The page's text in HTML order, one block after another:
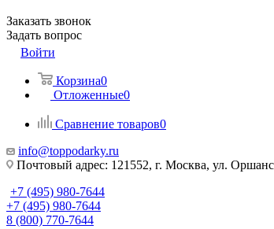
Заказать звонок
Задать вопрос
Войти
Корзина0
Отложенные0
Сравнение товаров0
info@toppodarky.ru
Почтовый адрес: 121552, г. Москва, ул.
+7 (495) 980-7644
+7 (495) 980-7644
8 (800) 770-7644